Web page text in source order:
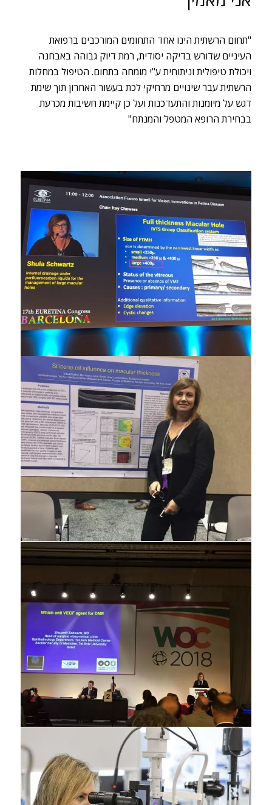
"תחום הרשתית הינו אחד התחומים המורכבים ברפואת
העיניים שדורש בדיקה יסודית, רמת דיוק גבוהה באבחנה
ויכולת טיפולית וניתוחית ע"י מומחה בתחום. הטיפול במחלות
הרשתית עבר שינויים מרחיקי לכת בעשור האחרון תוך שימת
דגש על מיומנות והתעדכנות ועל כן קיימת חשיבות מכרעת
בבחירת הרופא המטפל והמנתח"